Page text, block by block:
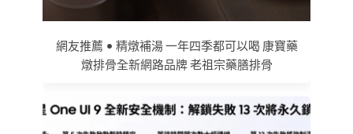
網友推薦 • 精燉補湯 一年四季都可以喝 康寶藥
燉排骨全新網路品牌 老祖宗藥膳排骨